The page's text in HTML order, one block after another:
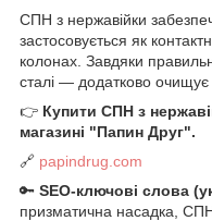
СПН з нержавійки
застосовується як
колонах. Завдяки
сталі — додатково очищує
👉 Купити СПН з
магазині "Папин Друг".
🔗 papindrug.com
🔑 SEO-ключові слова
призматична насадка,